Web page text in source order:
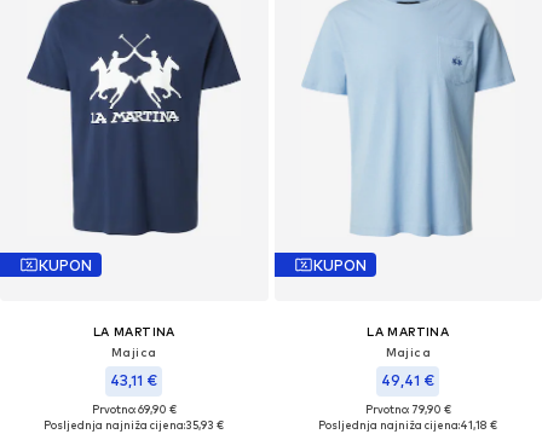
KUPON
LA MARTINA
Majica
43,11 €
Prvotno: 69,90 €
Posljednja najniža cijena:35,93 €
KUPON
LA MARTINA
Majica
49,41 €
Prvotno: 79,90 €
Posljednja najniža cijena:41,18 €